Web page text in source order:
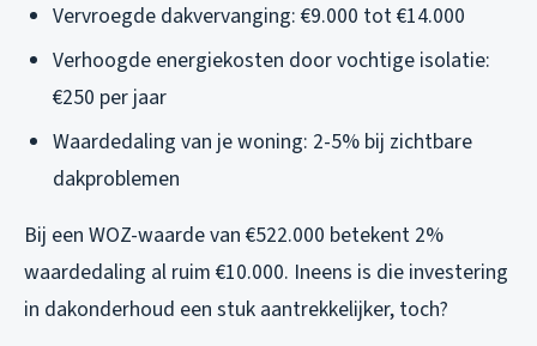
Vervroegde dakvervanging: €9.000 tot €14.000
Verhoogde energiekosten door vochtige isolatie:
€250 per jaar
Waardedaling van je woning: 2-5% bij zichtbare
dakproblemen
Bij een WOZ-waarde van €522.000 betekent 2%
waardedaling al ruim €10.000. Ineens is die investering
in dakonderhoud een stuk aantrekkelijker, toch?